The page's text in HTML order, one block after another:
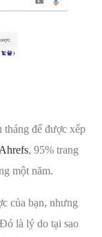
tháng để được xếp
, 95% trang
một năm.
của bạn, nhưng
là lý do tại sao